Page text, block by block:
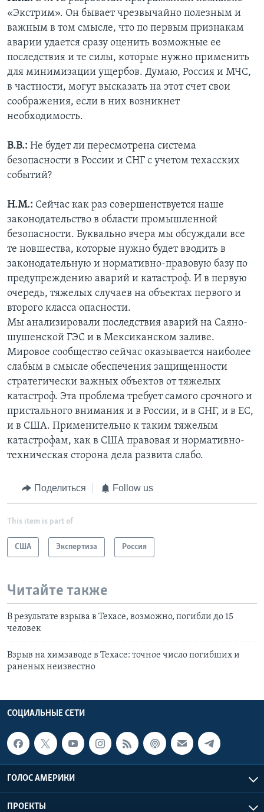
«Экстрим». Он бывает чрезвычайно полезным и
важным в том смысле, что по первым признакам
аварии удается сразу оценить возможные ее
последствия и те силы, которые нужно применить
для минимизации ущербов. Думаю, Россия и МЧС,
в частности, могут высказать на этот счет свои
соображения, если в них возникнет
необходимость.
В.В.: Не будет ли пересмотрена система
безопасности в России и СНГ с учетом техасских
событий?
Н.М.: Сейчас как раз совершенствуется наше
законодательство в области промышленной
безопасности. Буквально вчера мы обсуждали все
те новшества, которые нужно будет вводить в
законодательную и нормативно-правовую базу по
предупреждению аварий и катастроф. И в первую
очередь, тяжелых случаев на объектах первого и
второго класса опасности.
Мы анализировали последствия аварий на Саяно-
шушенской ГЭС и в Мексиканском заливе.
Мировое сообщество сейчас оказывается наиболее
слабым в смысле обеспечения защищенности
стратегически важных объектов от тяжелых
катастроф. Эта проблема требует самого срочного и
пристального внимания и в России, и в СНГ, и в ЕС,
и в США. Применительно к таким тяжелым
катастрофам, как в США правовая и нормативно-
техническая сторона дела развита слабо.
Поделиться Follow us
This item is part of
США Экспертиза Россия
Читайте также
В результате взрыва в Техасе, возможно, погибли до 15
человек
Взрыв на химзаводе в Техасе: точное число погибших и
раненых неизвестно
СОЦИАЛЬНЫЕ СЕТИ
ГОЛОС АМЕРИКИ
ПРОЕКТЫ